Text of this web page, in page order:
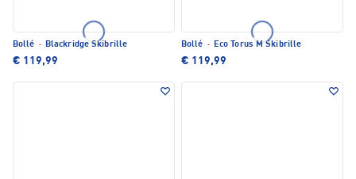
Bollé · Blackridge Skibrille
€ 119,99
Bollé · Eco Torus M Skibrille
€ 119,99